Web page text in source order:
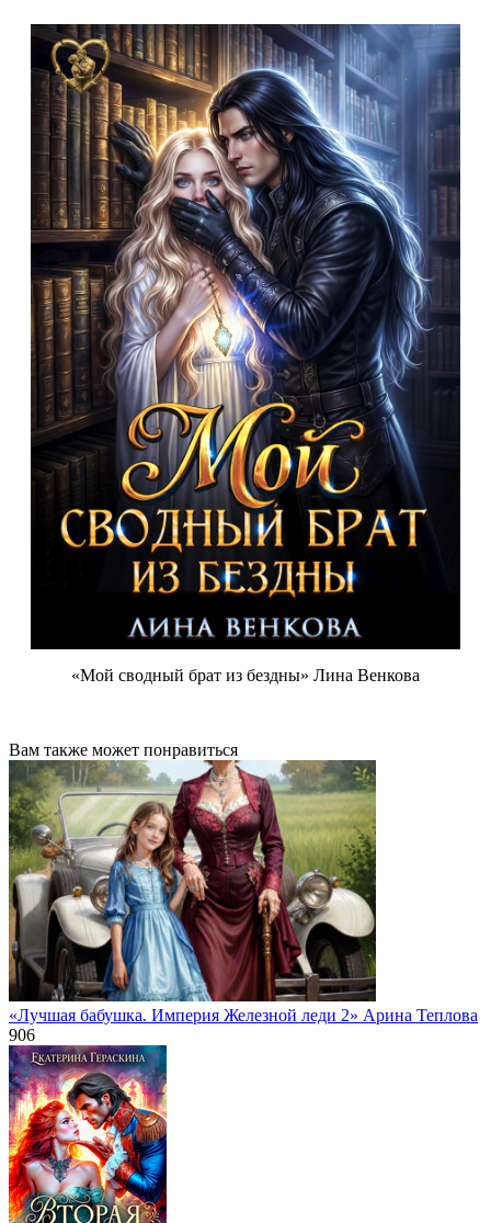
«Мой сводный брат из бездны» Лина Венкова
Вам также может понравиться
«Лучшая бабушка. Империя Железной леди 2» Арина Теплова
906